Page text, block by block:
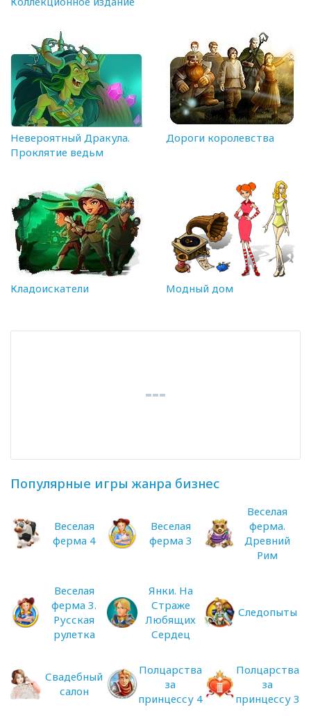
Невероятный Дракула.
Проклятие ведьм
Дороги королевства
Кладоискатели Модный дом
Популярные игры жанра бизнес
Веселая
ферма 4
Веселая
ферма 3
Веселая
ферма.
Древний
Рим
Веселая
ферма 3.
Русская
рулетка
Янки. На
Страже
Любящих
Сердец
Следопыты
Свадебный
салон
Полцарства
за
принцессу 4
Полцарства
за
принцессу 3